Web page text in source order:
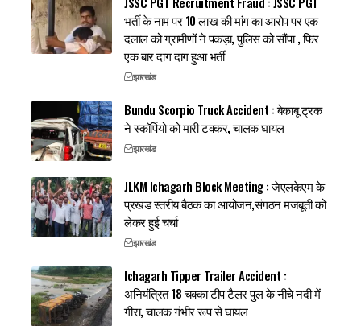
भर्ती के नाम पर 10 लाख की मांग का आरोप पर एक
दलाल को ग्रामीणों ने पकड़ा, पुलिस को सौंपा , फिर
एक बार दाग दाग हुआ भर्ती
झारखंड
Bundu Scorpio Truck Accident : बेकाबू ट्रक
ने स्कॉर्पियो को मारी टक्कर, चालक घायल
झारखंड
JLKM Ichagarh Block Meeting : जेएलकेएम के
प्रखंड स्तरीय बैठक का आयोजन,संगठन मजबूती को
लेकर हुई चर्चा
झारखंड
Ichagarh Tipper Trailer Accident :
अनियंत्रित 18 चक्का टीप टैलर पुल के नीचे नदी में
गीरा, चालक गंभीर रूप से घायल